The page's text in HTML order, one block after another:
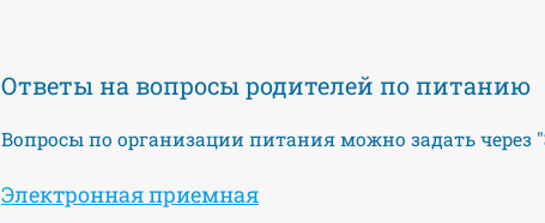
Ответы на вопросы родителей по питанию
Вопросы по организации питания можно задать
Электронная приемная